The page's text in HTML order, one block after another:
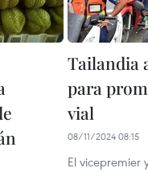
Tailandia
para
vial
08/11/2024 08:15
El vicepremier